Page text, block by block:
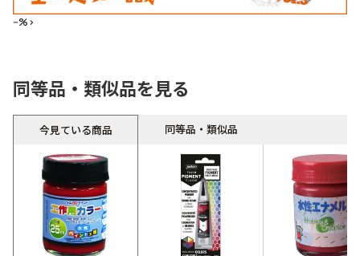
--%>
同等品・類似品を見る
今見ている商品 同等品・類似品